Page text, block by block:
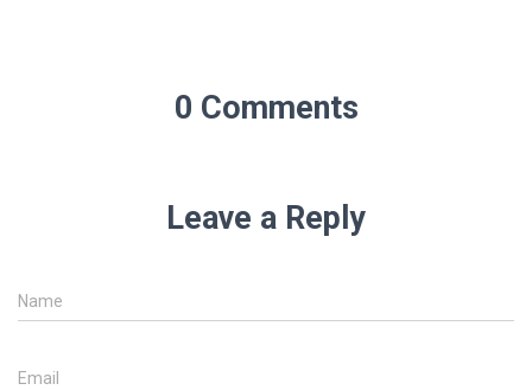
0 Comments
Leave a Reply
Name
Email